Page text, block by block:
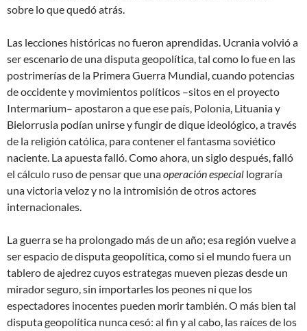
sobre lo que quedó atrás.
Las lecciones históricas no fueron aprendidas. Ucrania volvió a
ser escenario de una disputa geopolítica, tal como lo fue en las
postrimerías de la Primera Guerra Mundial, cuando potencias
de occidente y movimientos políticos –sitos en el proyecto
Intermarium– apostaron a que ese país, Polonia, Lituania y
Bielorrusia podían unirse y fungir de dique ideológico, a través
de la religión católica, para contener el fantasma soviético
naciente. La apuesta falló. Como ahora, un siglo después, falló
el cálculo ruso de pensar que unaoperación especial lograría
una victoria veloz y no la intromisión de otros actores
internacionales.
La guerra se ha prolongado más de un año; esa región vuelve a
ser espacio de disputa geopolítica, como si el mundo fuera un
tablero de ajedrez cuyos estrategas mueven piezas desde un
mirador seguro, sin importarles los peones ni que los
espectadores inocentes pueden morir también. O más bien tal
disputa geopolítica nunca cesó: al fin y al cabo, las raíces de los